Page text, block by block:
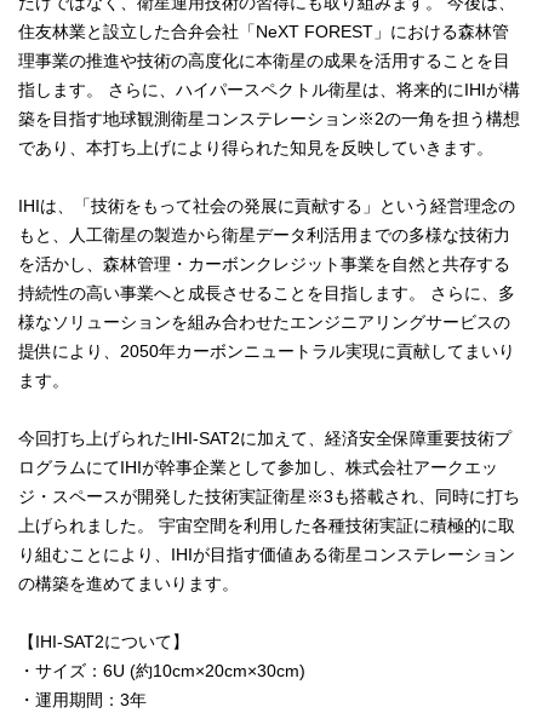
住友林業と設立した合弁会社「NeXT FOREST」における森林管
理事業の推進や技術の高度化に本衛星の成果を活用することを目
指します。 さらに、ハイパースペクトル衛星は、将来的にIHIが構
築を目指す地球観測衛星コンステレーション※2の一角を担う構想
であり、本打ち上げにより得られた知見を反映していきます。
IHIは、「技術をもって社会の発展に貢献する」という経営理念の
もと、人工衛星の製造から衛星データ利活用までの多様な技術力
を活かし、森林管理・カーボンクレジット事業を自然と共存する
持続性の高い事業へと成長させることを目指します。 さらに、多
様なソリューションを組み合わせたエンジニアリングサービスの
提供により、2050年カーボンニュートラル実現に貢献してまいり
ます。
今回打ち上げられたIHI-SAT2に加えて、経済安全保障重要技術プ
ログラムにてIHIが幹事企業として参加し、株式会社アークエッ
ジ・スペースが開発した技術実証衛星※3も搭載され、同時に打ち
上げられました。 宇宙空間を利用した各種技術実証に積極的に取
り組むことにより、IHIが目指す価値ある衛星コンステレーション
の構築を進めてまいります。
【IHI-SAT2について】
・サイズ：6U (約10cm×20cm×30cm)
・運用期間：3年